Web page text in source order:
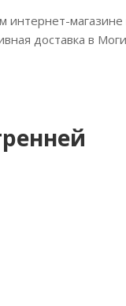
магазине
доставка в